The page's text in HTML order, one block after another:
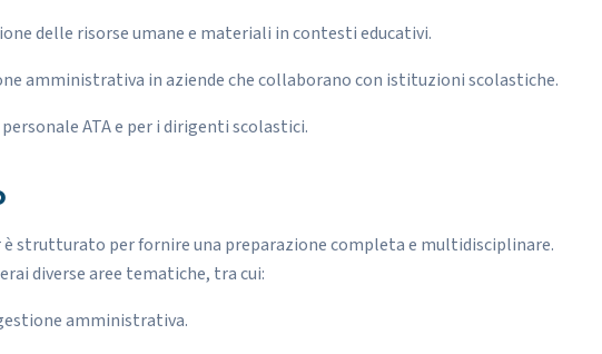
delle risorse umane e materiali in contesti educativi.
amministrativa in aziende che collaborano con istituzioni scolastiche.
ATA e per i dirigenti scolastici.
è strutturato per fornire una preparazione completa e multidisciplinare.
diverse aree tematiche, tra cui:
amministrativa.